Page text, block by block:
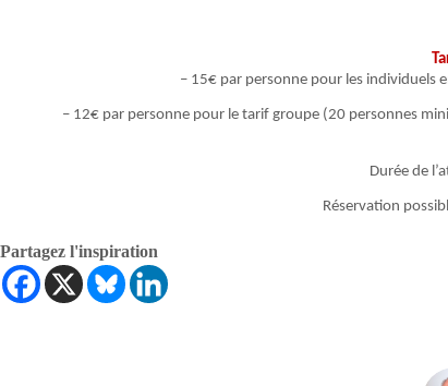
– 15€ par personne pour les individuels
– 12€ par personne pour le tarif groupe (20 personnes
Durée de
Réservation
Partagez l'inspiration